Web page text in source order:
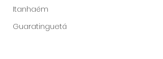
Itanhaém
Guaratinguetá